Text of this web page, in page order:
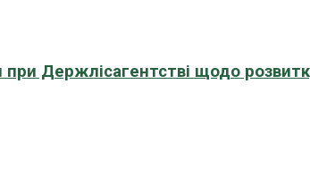
при Держлісагентстві щодо